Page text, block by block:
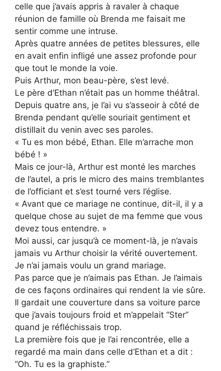
celle que j’avais appris à ravaler à chaque
réunion de famille où Brenda me faisait me
sentir comme une intruse.
Après quatre années de petites blessures, elle
en avait enfin infligé une assez profonde pour
que tout le monde la voie.
Puis Arthur, mon beau-père, s’est levé.
Le père d’Ethan n’était pas un homme théâtral.
Depuis quatre ans, je l’ai vu s’asseoir à côté de
Brenda pendant qu’elle souriait gentiment et
distillait du venin avec ses paroles.
« Tu es mon bébé, Ethan. Elle m’arrache mon
bébé ! »
Mais ce jour-là, Arthur est monté les marches
de l’autel, a pris le micro des mains tremblantes
de l’officiant et s’est tourné vers l’église.
« Avant que ce mariage ne continue, dit-il, il y a
quelque chose au sujet de ma femme que vous
devez tous entendre. »
Moi aussi, car jusqu’à ce moment-là, je n’avais
jamais vu Arthur choisir la vérité ouvertement.
Je n’ai jamais voulu un grand mariage.
Pas parce que je n’aimais pas Ethan. Je l’aimais
de ces façons ordinaires qui rendent la vie sûre.
Il gardait une couverture dans sa voiture parce
que j’avais toujours froid et m’appelait “Ster”
quand je réfléchissais trop.
La première fois que je l’ai rencontrée, elle a
regardé ma main dans celle d’Ethan et a dit :
“Oh. Tu es la graphiste.”